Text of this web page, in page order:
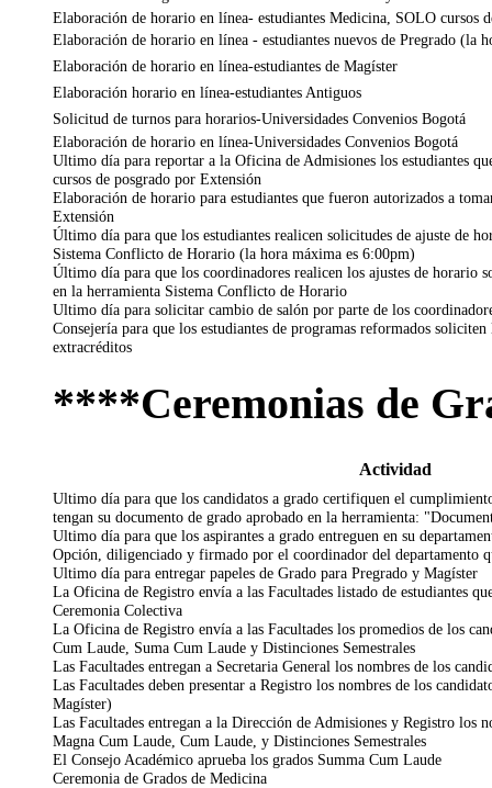
Elaboración de horario en línea- estudiantes Medicina, SOLO cursos
Elaboración de horario en línea - estudiantes nuevos de Pregrado (la
Elaboración de horario en línea-estudiantes de Magíster
Elaboración horario en línea-estudiantes Antiguos
Solicitud de turnos para horarios-Universidades Convenios Bogotá
Elaboración de horario en línea-Universidades Convenios Bogotá
Ultimo día para reportar a la Oficina de Admisiones los estudiantes
cursos de posgrado por Extensión
Elaboración de horario para estudiantes que fueron autorizados a
Extensión
Último día para que los estudiantes realicen solicitudes de ajuste de
Sistema Conflicto de Horario (la hora máxima es 6:00pm)
Último día para que los coordinadores realicen los ajustes de horario
en la herramienta Sistema Conflicto de Horario
Ultimo día para solicitar cambio de salón por parte de los
Consejería para que los estudiantes de programas reformados
extracréditos
****Ceremonias de
Actividad
Ultimo día para que los candidatos a grado certifiquen el
tengan su documento de grado aprobado en la herramienta:
Ultimo día para que los aspirantes a grado entreguen en su
Opción, diligenciado y firmado por el coordinador del departamento
Ultimo día para entregar papeles de Grado para Pregrado y Magíster
La Oficina de Registro envía a las Facultades listado de estudiantes
Ceremonia Colectiva
La Oficina de Registro envía a las Facultades los promedios de los
Cum Laude, Suma Cum Laude y Distinciones Semestrales
Las Facultades entregan a Secretaria General los nombres de los
Las Facultades deben presentar a Registro los nombres de los
Magíster)
Las Facultades entregan a la Dirección de Admisiones y Registro los
Magna Cum Laude, Cum Laude, y Distinciones Semestrales
El Consejo Académico aprueba los grados Summa Cum Laude
Ceremonia de Grados de Medicina